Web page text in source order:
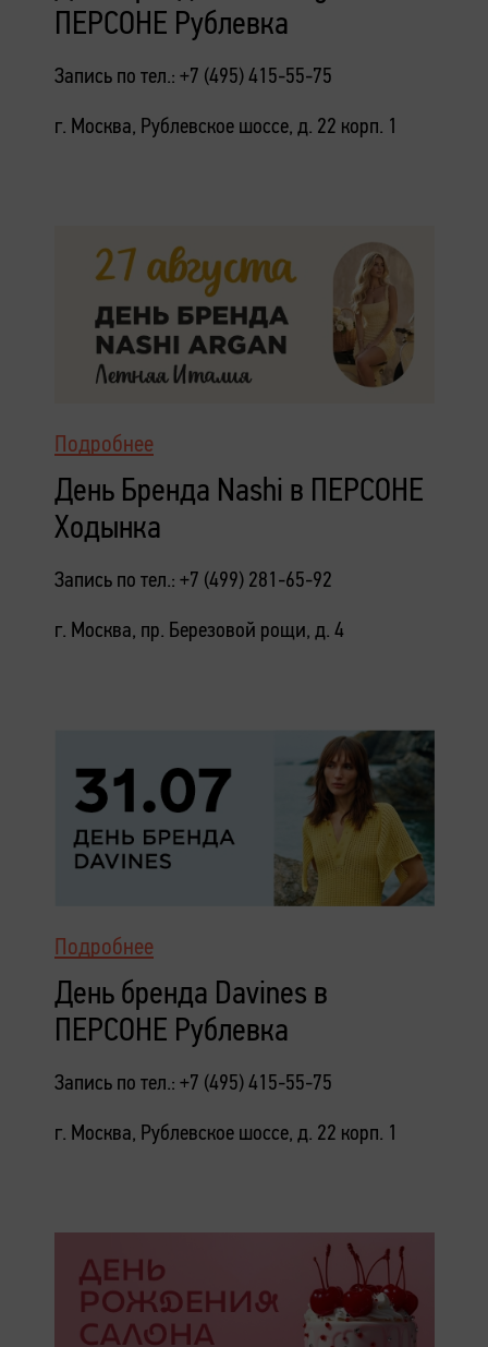
ПЕРСОНЕ Рублевка
Запись по тел.: +7 (495) 415-55-75
г. Москва, Рублевское шоссе, д. 22 корп. 1
Подробнее
День Бренда Nashi в ПЕРСОНЕ
Ходынка
Запись по тел.: +7 (499) 281-65-92
г. Москва, пр. Березовой рощи, д. 4
Подробнее
День бренда Davines в
ПЕРСОНЕ Рублевка
Запись по тел.: +7 (495) 415-55-75
г. Москва, Рублевское шоссе, д. 22 корп. 1